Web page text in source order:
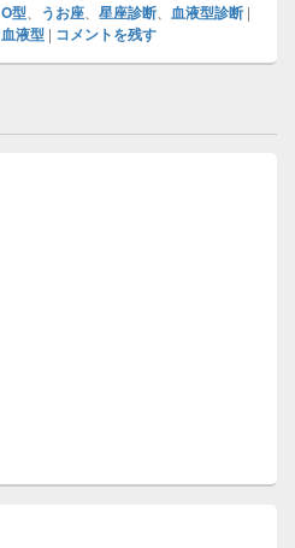
O型 うお座 星座診断 血液型診断 |
血液型 | コメントを残す